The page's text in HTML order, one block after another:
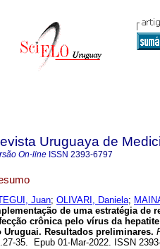
Uruguaya de
On-line ISSN 2393-6797
Juan; OLIVARI, Daniela;
de uma estratégia de
crônica pelo vírus da
Uruguai. Resultados preliminares.
35. Epub 01-Mar-2022. ISSN